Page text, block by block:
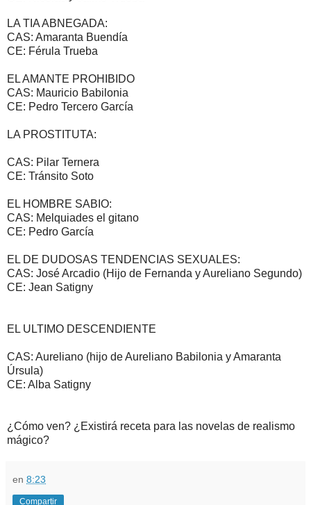
LA TIA ABNEGADA:
CAS: Amaranta Buendía
CE: Férula Trueba
EL AMANTE PROHIBIDO
CAS: Mauricio Babilonia
CE: Pedro Tercero García
LA PROSTITUTA:
CAS: Pilar Ternera
CE: Tránsito Soto
EL HOMBRE SABIO:
CAS: Melquiades el gitano
CE: Pedro García
EL DE DUDOSAS TENDENCIAS SEXUALES:
CAS: José Arcadio (Hijo de Fernanda y Aureliano Segundo)
CE: Jean Satigny
EL ULTIMO DESCENDIENTE
CAS: Aureliano (hijo de Aureliano Babilonia y Amaranta
Úrsula)
CE: Alba Satigny
¿Cómo ven? ¿Existirá receta para las novelas de realismo
mágico?
en 8:23
Compartir